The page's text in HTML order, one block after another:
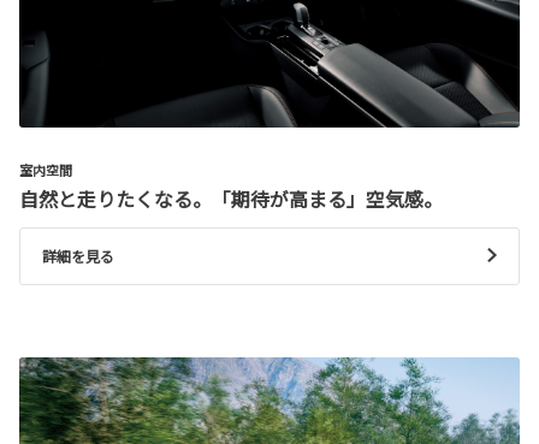
室内空間
自然と走りたくなる。「期待が高まる」空気感。
詳細を見る